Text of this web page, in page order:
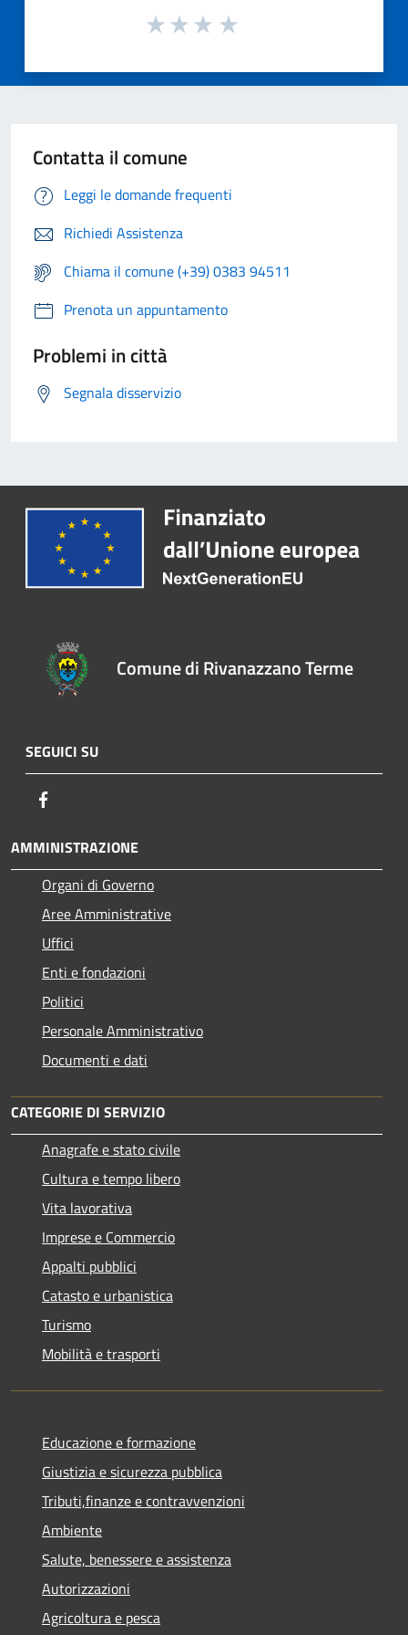
Contatta il comune
Leggi le domande frequenti
Richiedi Assistenza
Chiama il comune (+39) 0383 94511
Prenota un appuntamento
Problemi in città
Segnala disservizio
Comune di Rivanazzano Terme
SEGUICI SU
AMMINISTRAZIONE
Organi di Governo
Aree Amministrative
Uffici
Enti e fondazioni
Politici
Personale Amministrativo
Documenti e dati
CATEGORIE DI SERVIZIO
Anagrafe e stato civile
Cultura e tempo libero
Vita lavorativa
Imprese e Commercio
Appalti pubblici
Catasto e urbanistica
Turismo
Mobilità e trasporti
Educazione e formazione
Giustizia e sicurezza pubblica
Tributi,finanze e contravvenzioni
Ambiente
Salute, benessere e assistenza
Autorizzazioni
Agricoltura e pesca